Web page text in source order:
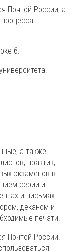
Почтой России, а
6.
а также
практик,
экзаменов в
серии и
и письмах
деканом и
печати.
Почтой России.